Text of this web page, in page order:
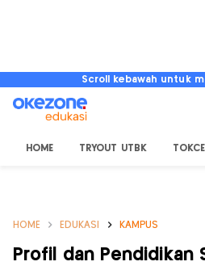
Scroll kebawah untuk
HOME TRYOUT UTBK
HOME EDUKASI KAMPUS
Profil dan Pendidikan